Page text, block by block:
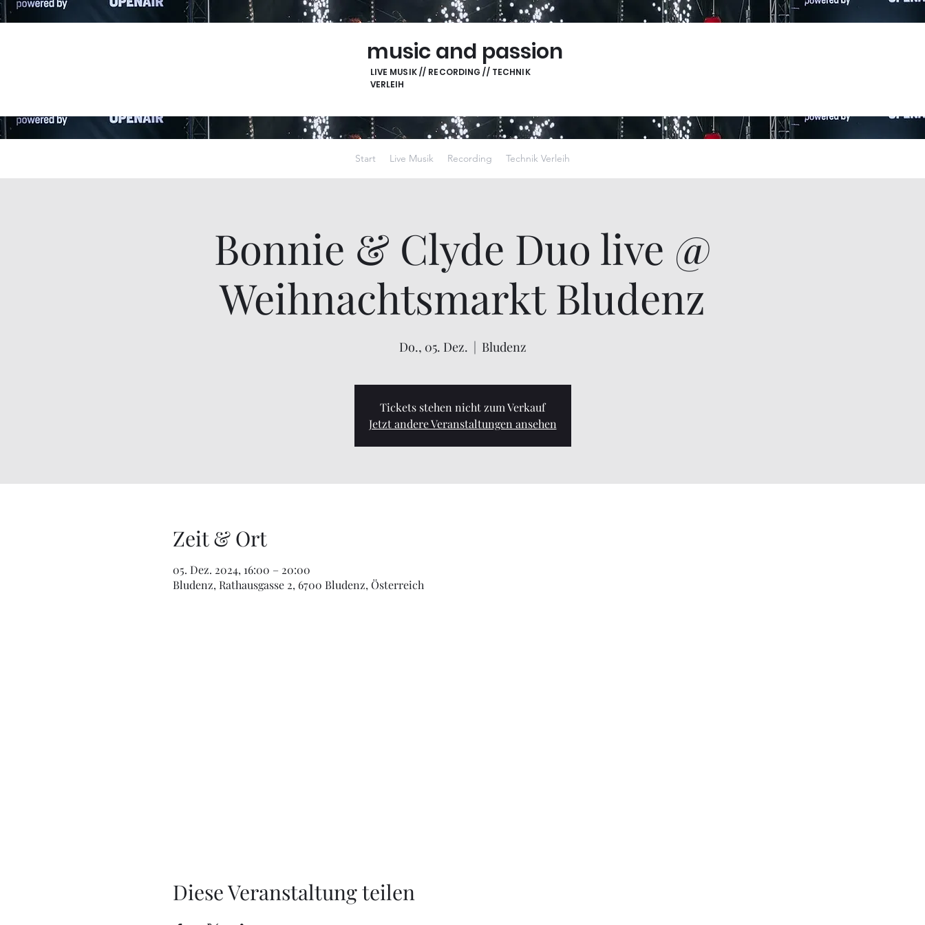
music and passion
LIVE MUSIK // RECORDING // TECHNIK
VERLEIH
Start Live Musik Recording Technik Verleih
Bonnie & Clyde Duo live @
Weihnachtsmarkt Bludenz
Do., 05. Dez.
  |
Bludenz
Tickets stehen nicht zum Verkauf
Jetzt andere Veranstaltungen ansehen
Zeit & Ort
05. Dez. 2024, 16:00 – 20:00
Bludenz, Rathausgasse 2, 6700 Bludenz, Österreich
Diese Veranstaltung teilen